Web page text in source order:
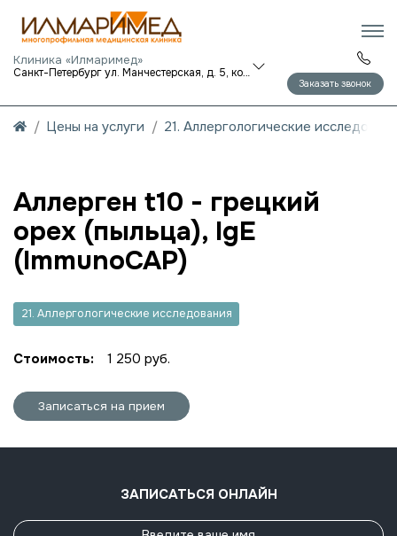
Клиника «Илмаримед»
Санкт-Петербург ул. Манчестерская, д. 5, корп. 1
Заказать звонок
Цены на услуги 21. Аллергологические
Аллерген t10 - грецкий
орех (пыльца), IgE
(ImmunoCAP)
21. Аллергологические исследования
Стоимость: 1 250 руб.
Записаться на прием
ЗАПИСАТЬСЯ ОНЛАЙН